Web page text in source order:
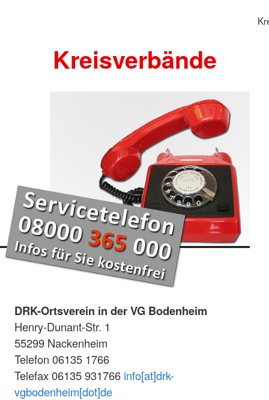
Kreisverbände
DRK-Ortsverein in der VG Bodenheim
Henry-Dunant-Str. 1
55299 Nackenheim
Telefon 06135 1766
Telefax 06135 931766 info[at]drk-
vgbodenheim[dot]de